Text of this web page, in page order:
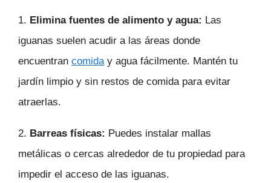
1. Elimina fuentes de alimento y agua: Las
iguanas suelen acudir a las áreas donde
encuentran comida y agua fácilmente. Mantén tu
jardín limpio y sin restos de comida para evitar
atraerlas.
2. Barreas físicas: Puedes instalar mallas
metálicas o cercas alrededor de tu propiedad para
impedir el acceso de las iguanas.